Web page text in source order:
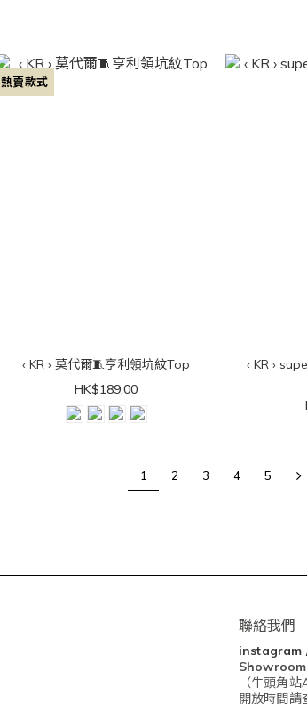
熱賣款式
‹ KR › 莫代爾🧵亨利領坑紋Top
HK$189.00
‹ KR ›
1 2 3 4 5
聯絡我們
instagram
Showroom
（牛頭角
開放時間